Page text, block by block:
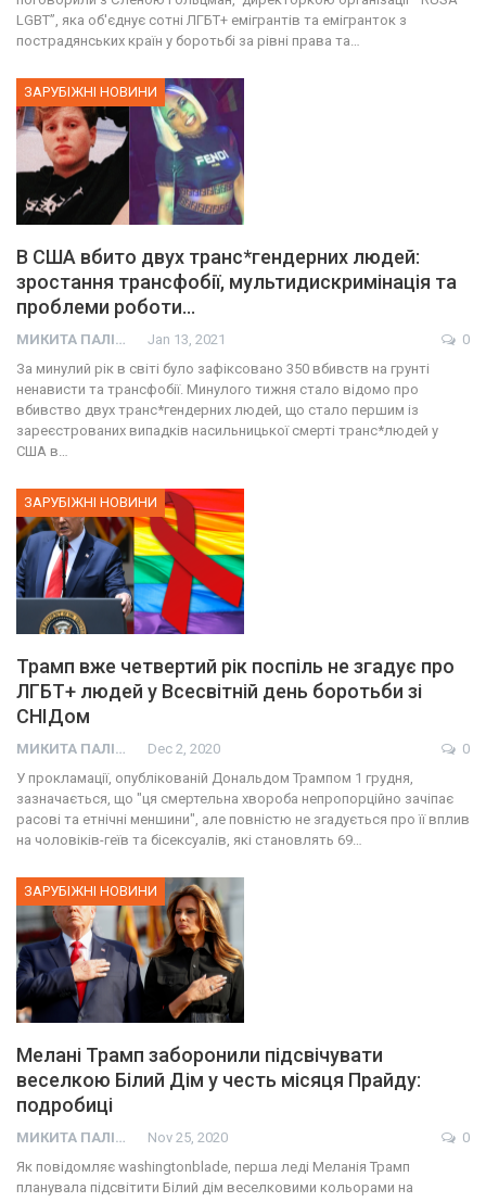
LGBT”, яка об'єднує сотні ЛГБТ+ емігрантів та емігранток з
пострадянських країн у боротьбі за рівні права та…
ЗАРУБІЖНІ НОВИНИ
В США вбито двух транс*гендерних людей:
зростання трансфобії, мультидискримінація та
проблеми роботи…
МИКИТА ПАЛІЙ Jan 13, 2021
0
За минулий рік в світі було зафіксовано 350 вбивств на грунті
ненависти та трансфобії. Минулого тижня стало відомо про
вбивство двух транс*гендерних людей, що стало першим із
зареєстрованих випадків насильницької смерті транс*людей у
США в…
ЗАРУБІЖНІ НОВИНИ
Трамп вже четвертий рік поспіль не згадує про
ЛГБТ+ людей у Всесвітній день боротьби зі
СНІДом
МИКИТА ПАЛІЙ Dec 2, 2020
0
У прокламації, опублікованій Дональдом Трампом 1 грудня,
зазначається, що "ця смертельна хвороба непропорційно зачіпає
расові та етнічні меншини", але повністю не згадується про її вплив
на чоловіків-геїв та бісексуалів, які становлять 69…
ЗАРУБІЖНІ НОВИНИ
Мелані Трамп заборонили підсвічувати
веселкою Білий Дім у честь місяця Прайду:
подробиці
МИКИТА ПАЛІЙ Nov 25, 2020
0
Як повідомляє washingtonblade, перша леді Меланія Трамп
планувала підсвітити Білий дім веселковими кольорами на